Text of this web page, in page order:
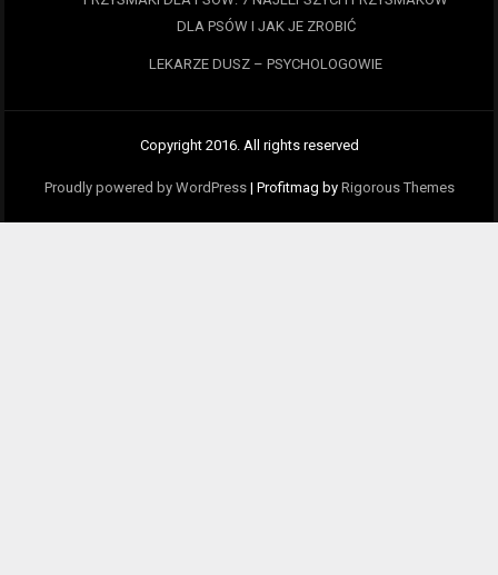
DLA PSÓW I JAK JE ZROBIĆ
LEKARZE DUSZ – PSYCHOLOGOWIE
Copyright 2016. All rights reserved
Proudly powered by WordPress | Profitmag by Rigorous Themes